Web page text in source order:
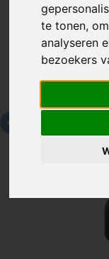
te tonen,
analyseren
bezoekers